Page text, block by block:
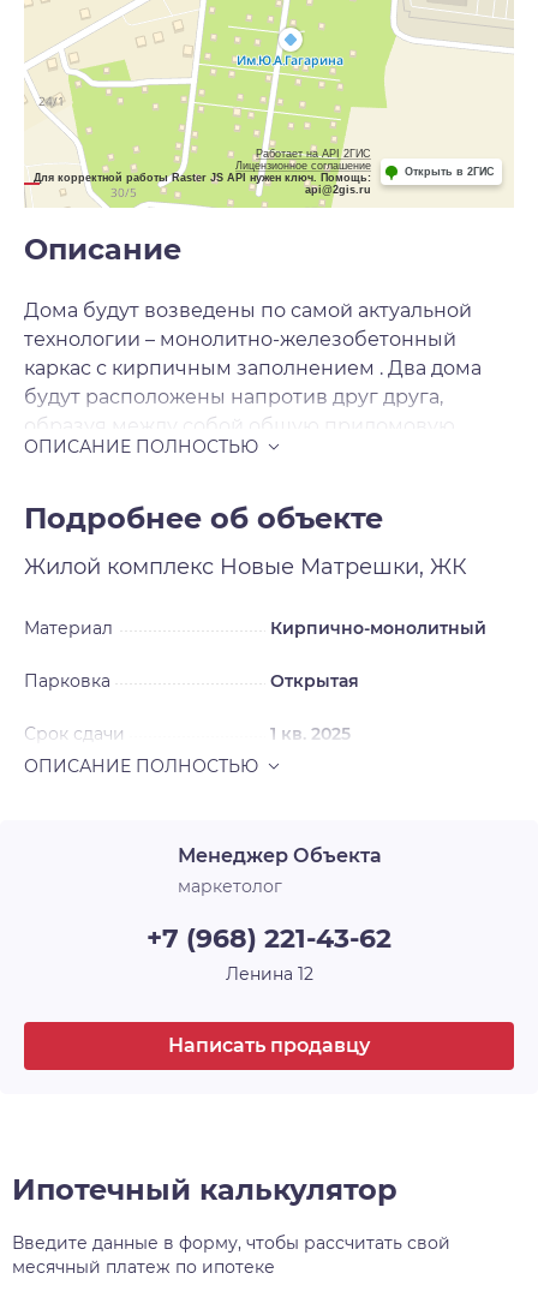
Работает на API 2ГИС
Лицензионное соглашение
Для корректной работы Raster JS API нужен ключ. Помощь:
api@2gis.ru
Открыть в 2ГИС
Описание
Дома будут возведены по самой актуальной
технологии – монолитно-железобетонный
каркас с кирпичным заполнением . Два дома
будут расположены напротив друг друга,
образуя между собой общую придомовую
территорию со своей атмосферой. На первых
коммерческой инфраструктуры. Вокруг домов
предусмотрены парковочные места на 983
автомобиля, за безопасность которых можно не
огорожена по периметру. Готовые квартиры с
застройщика. После получения ключей вы
Застройщик делает ремонт в нейтральном
стиле, который легко переделать под свои
площадки выглядят современно, стильно и
продолжают общую концепцию оформления.
Подробнее об объекте
Жилой комплекс Новые Матрешки, ЖК
Материал Кирпично-монолитный
Парковка Открытая
Срок сдачи 1 кв. 2025
Менеджер Объекта
маркетолог
+7 (968) 221-43-62
Ленина 12
Написать продавцу
Ипотечный калькулятор
Введите данные в форму, чтобы рассчитать свой
месячный платеж по ипотеке